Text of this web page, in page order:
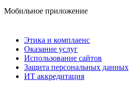
Мобильное приложение
Этика и комплаенс
Оказание услуг
Использование сайтов
Защита персональных данных
ИТ аккредитация